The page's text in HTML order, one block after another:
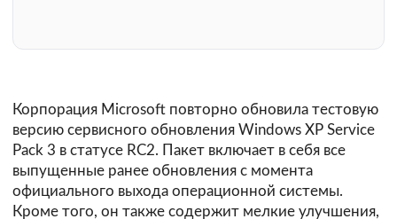
Корпорация Microsoft повторно обновила тестовую
версию сервисного обновления Windows XP Service
Pack 3 в статусе RC2. Пакет включает в себя все
выпущенные ранее обновления с момента
официального выхода операционной системы.
Кроме того, он также содержит мелкие улучшения,